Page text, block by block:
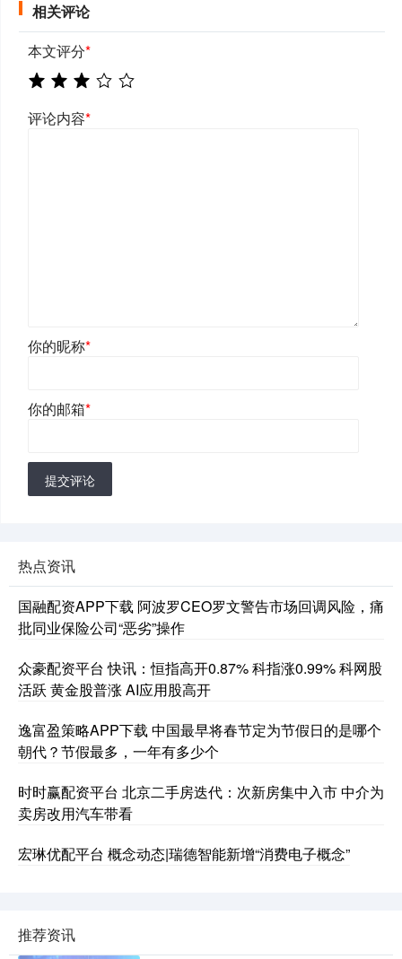
相关评论
本文评分*
评论内容*
你的昵称*
你的邮箱*
提交评论
热点资讯
国融配资APP下载 阿波罗CEO罗文警告市场回调风险，痛
批同业保险公司“恶劣”操作
众豪配资平台 快讯：恒指高开0.87% 科指涨0.99% 科网股
活跃 黄金股普涨 AI应用股高开
逸富盈策略APP下载 中国最早将春节定为节假日的是哪个
朝代？节假最多，一年有多少个
时时赢配资平台 北京二手房迭代：次新房集中入市 中介为
卖房改用汽车带看
宏琳优配平台 概念动态|瑞德智能新增“消费电子概念”
推荐资讯